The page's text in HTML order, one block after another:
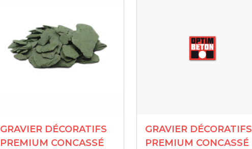
GRAVIER DÉCORATIFS
PREMIUM CONCASSÉ
GRAVIER DÉCORATIFS
PREMIUM CONCASSÉ